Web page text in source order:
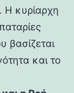
Η κυρίαρχη
βασίζεται
και το